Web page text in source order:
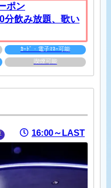
ポン
飲み放題、歌い
ｶｰﾄﾞ・電子ﾏﾈｰ可能
喫煙可能
16:00～LAST